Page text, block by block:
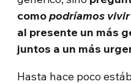
comopodríamos
al presente un más
juntos a un más
Hasta hace poco